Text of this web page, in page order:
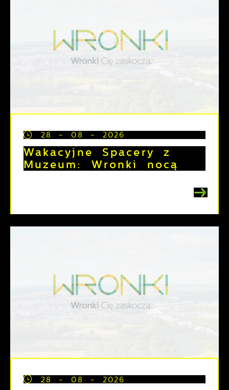
28 - 08 - 2026
Wakacyjne Spacery z
Muzeum: Wronki nocą
28 - 08 - 2026